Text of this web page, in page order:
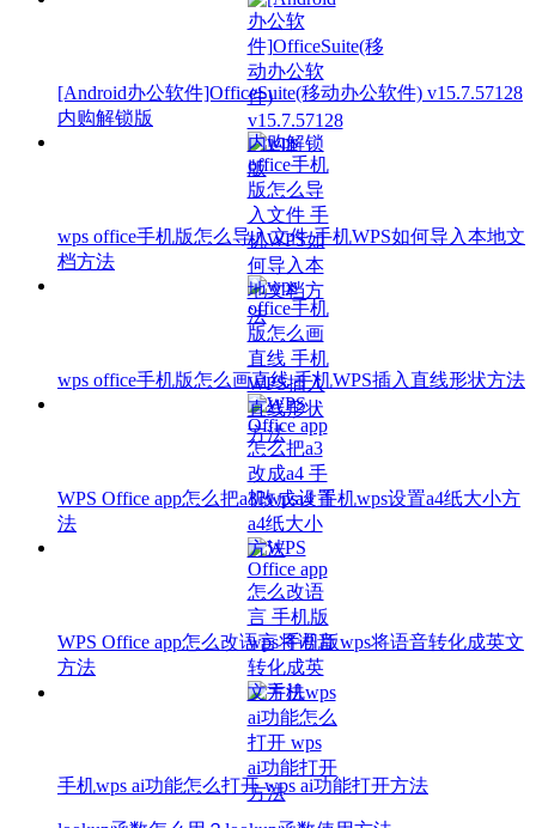
[Android办公软件]OfficeSuite(移动办公软件) v15.7.57128
内购解锁版
wps office手机版怎么导入文件 手机WPS如何导入本地文
档方法
wps office手机版怎么画直线 手机WPS插入直线形状方法
WPS Office app怎么把a3改成a4 手机wps设置a4纸大小方
法
WPS Office app怎么改语言 手机版wps将语音转化成英文
方法
手机wps ai功能怎么打开 wps ai功能打开方法